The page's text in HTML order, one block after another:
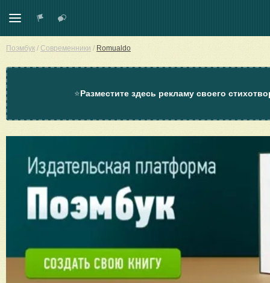
Поэмбук / Современники / Romualdo
⭐Разместите здесь рекламу своего